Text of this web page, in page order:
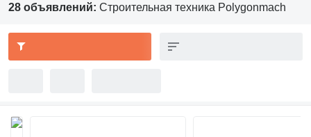
28 объявлений: Строительная техника Polygonmach